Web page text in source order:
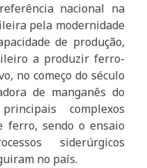
nacional na
pela modernidade
de produção,
a produzir ferro-
no começo do século
de manganês do
complexos
ferro, sendo o ensaio
siderúrgicos
no país.